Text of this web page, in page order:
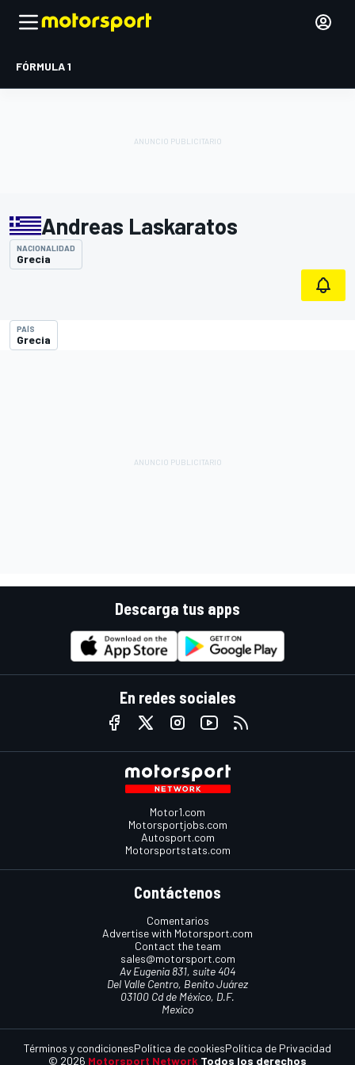
FÓRMULA 1
Andreas Laskaratos
NACIONALIDAD
Grecia
PAÍS
Grecia
Descarga tus apps
En redes sociales
Motor1.com
Motorsportjobs.com
Autosport.com
Motorsportstats.com
Contáctenos
Comentarios
Advertise with Motorsport.com
Contact the team
sales@motorsport.com
Av Eugenia 831, suite 404
Del Valle Centro, Benito Juárez
03100 Cd de México, D.F.
Mexico
© 2026 Motorsport Network Todos los derechos
Términos y condicionesPolítica de cookiesPolítica de Privacidad